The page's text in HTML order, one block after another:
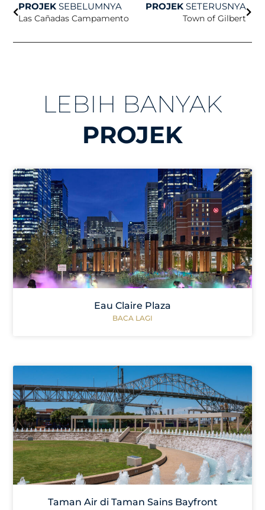
PROJEK SEBELUMNYA
Las Cañadas Campamento
PROJEKSETERUSNYA
Town of Gilbert
LEBIH BANYAK
PROJEK
Eau Claire Plaza
BACA LAGI
Taman Air di Taman Sains Bayfront